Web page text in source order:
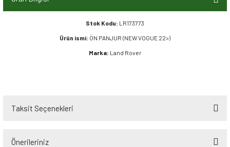
Stok Kodu: LR173773
Ürün ismi: ÖN PANJUR (NEW VOGUE 22>)
Marka: Land Rover
Taksit Seçenekleri
Önerileriniz